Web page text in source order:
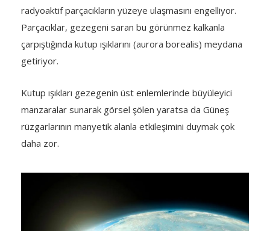
radyoaktif parçacıkların yüzeye ulaşmasını engelliyor.
Parçacıklar, gezegeni saran bu görünmez kalkanla
çarpıştığında kutup ışıklarını (aurora borealis) meydana
getiriyor.
Kutup ışıkları gezegenin üst enlemlerinde büyüleyici
manzaralar sunarak görsel şölen yaratsa da Güneş
rüzgarlarının manyetik alanla etkileşimini duymak çok
daha zor.